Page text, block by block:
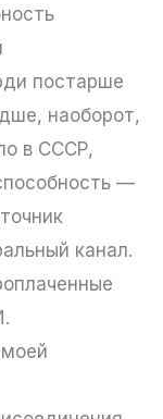
постарше
наоборот,
в СССР,
—
канал.